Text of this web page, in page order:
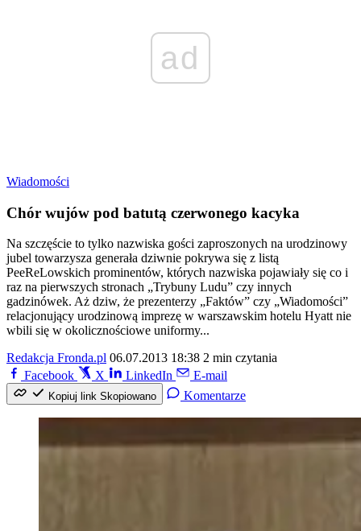
ad
Wiadomości
Chór wujów pod batutą czerwonego kacyka
Na szczęście to tylko nazwiska gości zaproszonych na urodzinowy
jubel towarzysza generała dziwnie pokrywa się z listą
PeeReLowskich prominentów, których nazwiska pojawiały się co i
raz na pierwszych stronach „Trybuny Ludu” czy innych
gadzinówek. Aż dziw, że prezenterzy „Faktów” czy „Wiadomości”
relacjonujący urodzinową imprezę w warszawskim hotelu Hyatt nie
wbili się w okolicznościowe uniformy...
Redakcja Fronda.pl 06.07.2013 18:38 2 min czytania
Facebook
X LinkedIn E-mail
Kopiuj link Skopiowano Komentarze